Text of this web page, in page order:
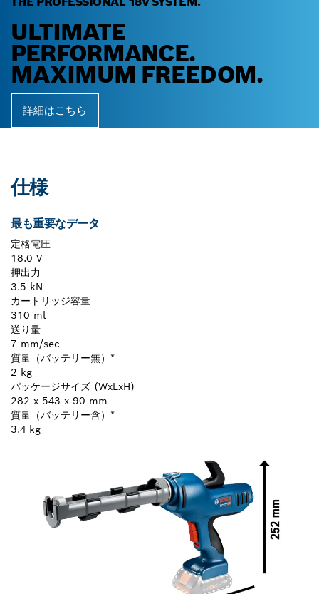
ULTIMATE
PERFORMANCE.
MAXIMUM FREEDOM.
詳細はこちら
仕様
最も重要なデータ
定格電圧
18.0 V
押出力
3.5 kN
カートリッジ容量
310 ml
送り量
7 mm/sec
質量（バッテリー無）*
2 kg
パッケージサイズ (WxLxH)
282 x 543 x 90 mm
質量（バッテリー含）*
3.4 kg